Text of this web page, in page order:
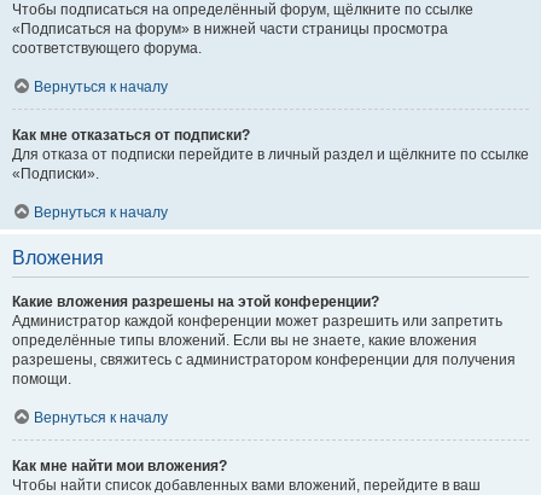
Чтобы подписаться на определённый форум, щёлкните по ссылке
«Подписаться на форум» в нижней части страницы просмотра
соответствующего форума.
Вернуться к началу
Как мне отказаться от подписки?
Для отказа от подписки перейдите в личный раздел и щёлкните по ссылке
«Подписки».
Вернуться к началу
Вложения
Какие вложения разрешены на этой конференции?
Администратор каждой конференции может разрешить или запретить
определённые типы вложений. Если вы не знаете, какие вложения
разрешены, свяжитесь с администратором конференции для получения
помощи.
Вернуться к началу
Как мне найти мои вложения?
Чтобы найти список добавленных вами вложений, перейдите в ваш